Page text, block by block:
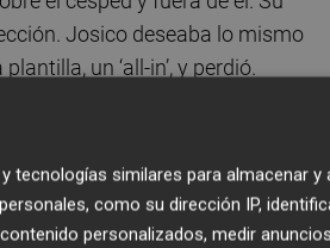
Josico deseaba lo mismo
un ‘all-in’, y perdió.
que ya estaba herido por el
contenida de un grupo que
a la que se acogió Josico fue
en sala de prensa y el grupo
similares para almacenar y
como su dirección IP,
personalizados, medir